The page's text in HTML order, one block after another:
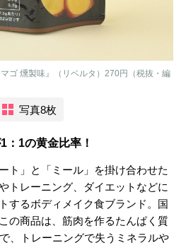
ゴ 燻製味』（リベルタ）270円（税抜・編
写真8枚
：1の黄金比率！
ト」と「ミール」を掛け合わせた
トレーニング、ダイエットなどに
するボディメイク食ブランド。国
の商品は、筋肉を作るたんぱく質
、トレーニングで失うミネラルや